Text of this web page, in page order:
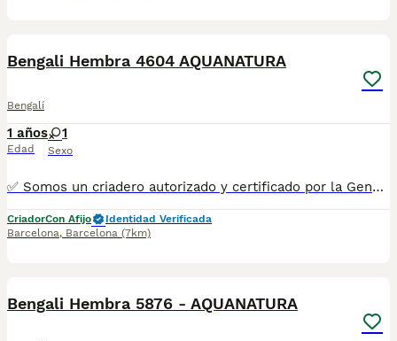
Bengali Hembra 4604 AQUANATURA
Bengalí
1 años
Edad
1
Sexo
✅ Somos un criadero autorizado y certificado por la Generalitat de Catalunya. PARA MÁS INFORMACIÓN: ☎️ 933095977 📱 685878504 / 674320847 💻 www.aquanatura.es 🚙 Hacemos envíos 📌 Calle Roger de Flor 45, muy cerca del Arc de Triomf de Barcelona, de Lunes a Sábados. Se entregan con la mayoría de sus vacunas, desparasitados interna y externamente, con microchip y su registro, cartilla sanitaria y contrato de garantías, bajo la supervisión de nuestro equipo veterinario. AQUANATURA
CriadorCon Afijo
Identidad Verificada
Barcelona, Barcelona (7km)
Bengali Hembra 5876 - AQUANATURA